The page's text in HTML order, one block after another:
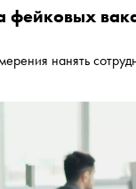
фейковых
нанять